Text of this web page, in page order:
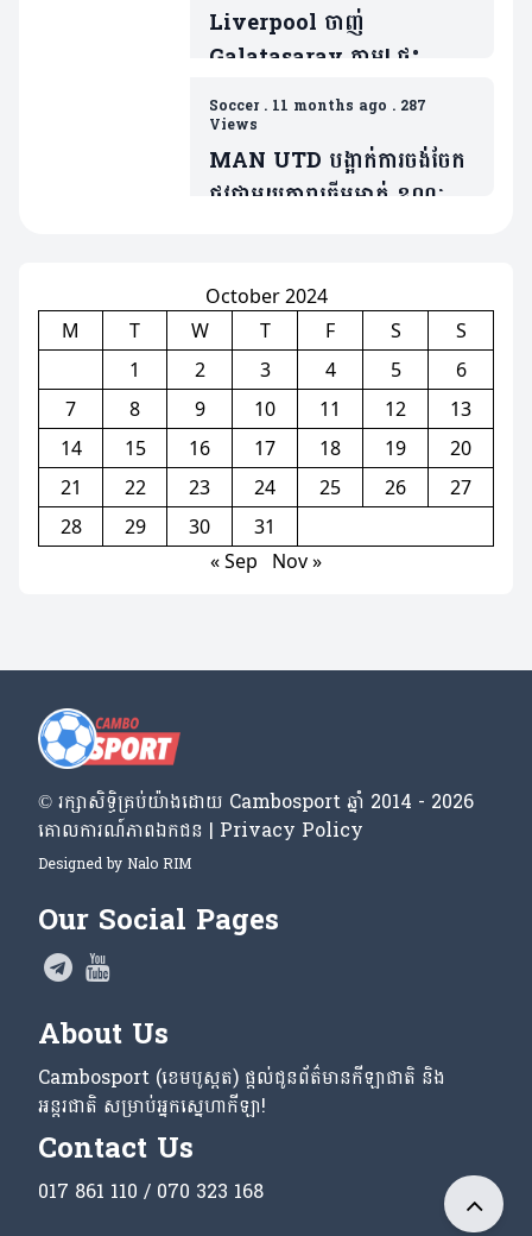
Liverpool ចាញ់
Galatasaray ភ្លាម! ផ្ទុះ
ការរិះគន់លើតារាឆ្នើមម្នាក់
ក្រោយប៉ះបាល់បានតែ៤ដងគត់
Soccer. 11 months ago . 287
Views
MAN UTD បង្អាក់ការចង់ចែក
ផ្លូវជាមួយតារាឆ្នើមម្នាក់ ខណៈត្រូវ
October 2024
M
T W T F S
S
1
2 3 4 5
6
7
8 9 10 11 12
13
14
15 16 17 18 19
20
21
22 23 24 25 26
27
28
29 30
31
« Sep
Nov »
© រក្សា​សិទ្ធិ​គ្រប់​យ៉ាង​ដោយ​ Cambosport ឆ្នាំ 2014 - 2026
គោលការណ៍​ភាព​ឯកជន | Privacy Policy
Designed by Nalo RIM
Our Social Pages
About Us
Cambosport (ខេមបូស្ពត) ផ្តល់ជូនព័ត៌មានកីឡាជាតិ និង
អន្តរជាតិ សម្រាប់អ្នកស្នេហាកីឡា!
Contact Us
017 861 110 / 070 323 168